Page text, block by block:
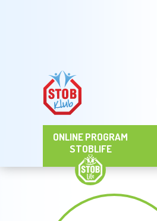
ONLINE PROGRAM
STOBLIFE